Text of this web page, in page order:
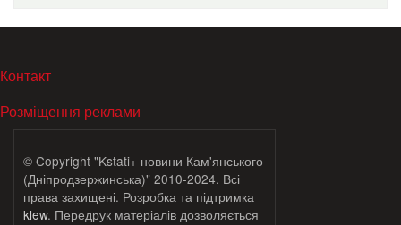
МЕНЮ В ПОДВАЛЕ
Контакт
Розміщення реклами
© Copyright "Kstati+ новини Кам'янського
(Дніпродзержинська)" 2010-2024. Всі
права захищені. Розробка та підтримка
klew. Передрук матеріалів дозволяється